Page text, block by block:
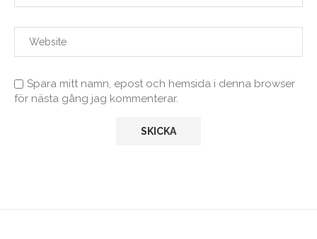
Spara mitt namn, epost och hemsida i denna browser
för nästa gång jag kommenterar.